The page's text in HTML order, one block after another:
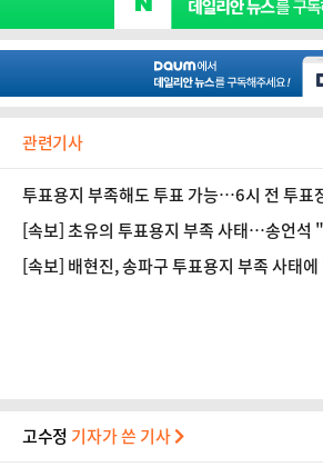
관련기사
투표용지 부족해도 투표 가능…6시 전 투표
표 발급
[속보] 초유의 투표용지 부족 사태…송언석
[속보] 배현진, 송파구 투표용지 부족 사태
고수정 기자가 쓴 기사